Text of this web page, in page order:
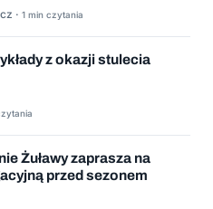
· 1 min czytania
z okazji stulecia
Żuławy zaprasza na
przed sezonem